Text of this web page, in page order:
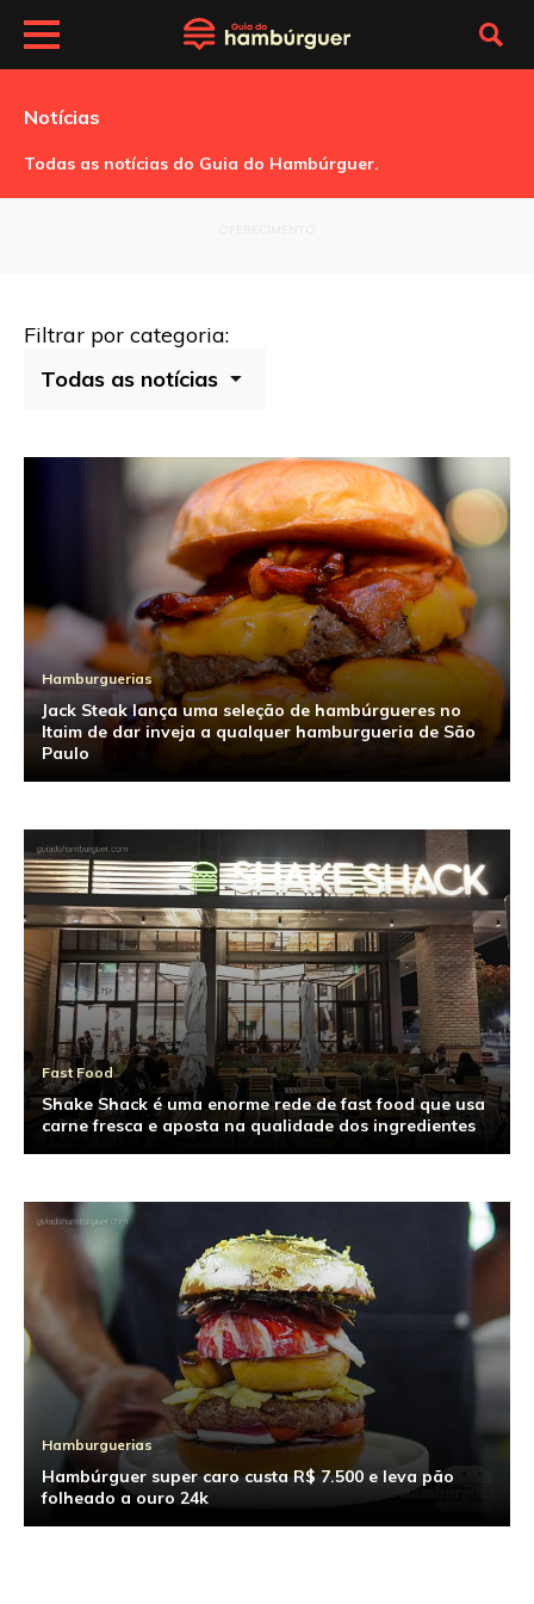
Notícias
Todas as notícias do Guia do Hambúrguer.
Filtrar por categoria:
Hamburguerias
Jack Steak lança uma seleção de hambúrgueres no
Itaim de dar inveja a qualquer hamburgueria de São
Paulo
Fast Food
Shake Shack é uma enorme rede de fast food que usa
carne fresca e aposta na qualidade dos ingredientes
Hamburguerias
Hambúrguer super caro custa R$ 7.500 e leva pão
folheado a ouro 24k